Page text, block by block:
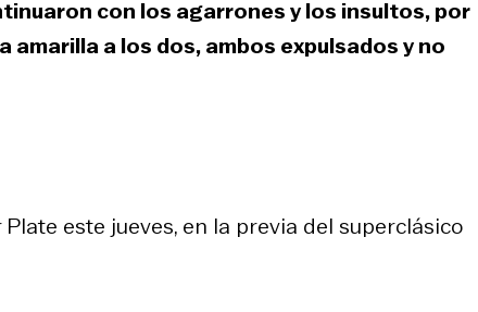
con los agarrones y los insultos, por
a los dos, ambos expulsados y no
este jueves, en la previa del superclásico